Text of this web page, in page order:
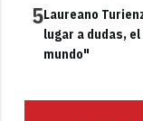
5Laureano
lugar a dudas,
mundo"